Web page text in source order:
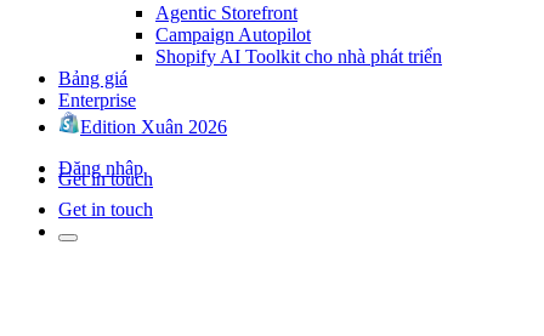
Agentic Storefront
Campaign Autopilot
Shopify AI Toolkit cho nhà phát triển
Bảng giá
Enterprise
Edition Xuân 2026
Đăng nhập
Get in touch
Get in touch